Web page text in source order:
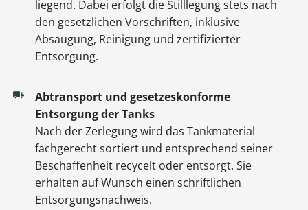
liegend. Dabei erfolgt die Stilllegung stets nach
den gesetzlichen Vorschriften, inklusive
Absaugung, Reinigung und zertifizierter
Entsorgung.
Abtransport und gesetzeskonforme
Entsorgung der Tanks
Nach der Zerlegung wird das Tankmaterial
fachgerecht sortiert und entsprechend seiner
Beschaffenheit recycelt oder entsorgt. Sie
erhalten auf Wunsch einen schriftlichen
Entsorgungsnachweis.